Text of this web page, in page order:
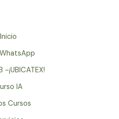
Inicio
-¡UBICATEX!
IA
Cursos